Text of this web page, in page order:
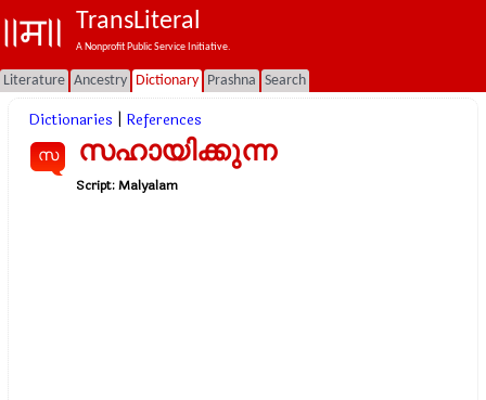
TransLiteral
A Nonprofit Public Service Initiative.
Literature Ancestry Dictionary Prashna Search
Dictionaries References
സ സഹായിക്കുന്ന
Script:Malyalam